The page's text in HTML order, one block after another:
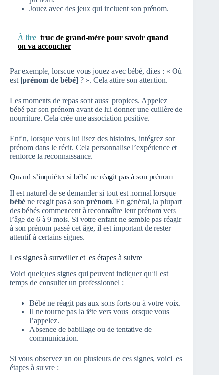
Jouez avec des jeux qui incluent son prénom.
À lire truc de grand-mère pour savoir quand
on va accoucher
Par exemple, lorsque vous jouez avec bébé, dites : « Où
est [prénom de bébé] ? ». Cela attire son attention.
Les moments de repas sont aussi propices. Appelez
bébé par son prénom avant de lui donner une cuillère de
nourriture. Cela crée une association positive.
Enfin, lorsque vous lui lisez des histoires, intégrez son
prénom dans le récit. Cela personnalise l’expérience et
renforce la reconnaissance.
Quand s’inquiéter si bébé ne réagit pas à son prénom
Il est naturel de se demander si tout est normal lorsque
bébé ne réagit pas à son prénom. En général, la plupart
des bébés commencent à reconnaître leur prénom vers
l’âge de 6 à 9 mois. Si votre enfant ne semble pas réagir
à son prénom passé cet âge, il est important de rester
attentif à certains signes.
Les signes à surveiller et les étapes à suivre
Voici quelques signes qui peuvent indiquer qu’il est
temps de consulter un professionnel :
Bébé ne réagit pas aux sons forts ou à votre voix.
Il ne tourne pas la tête vers vous lorsque vous
l’appelez.
Absence de babillage ou de tentative de
communication.
Si vous observez un ou plusieurs de ces signes, voici les
étapes à suivre :